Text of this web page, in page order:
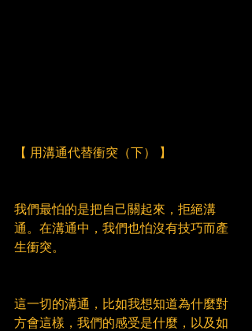
【 用溝通代替衝突（下） 】
我們最怕的是把自己關起來，拒絕溝
通。在溝通中，我們也怕沒有技巧而產
生衝突。
這一切的溝通，比如我想知道為什麼對
方會這樣，我們的感受是什麼，以及如